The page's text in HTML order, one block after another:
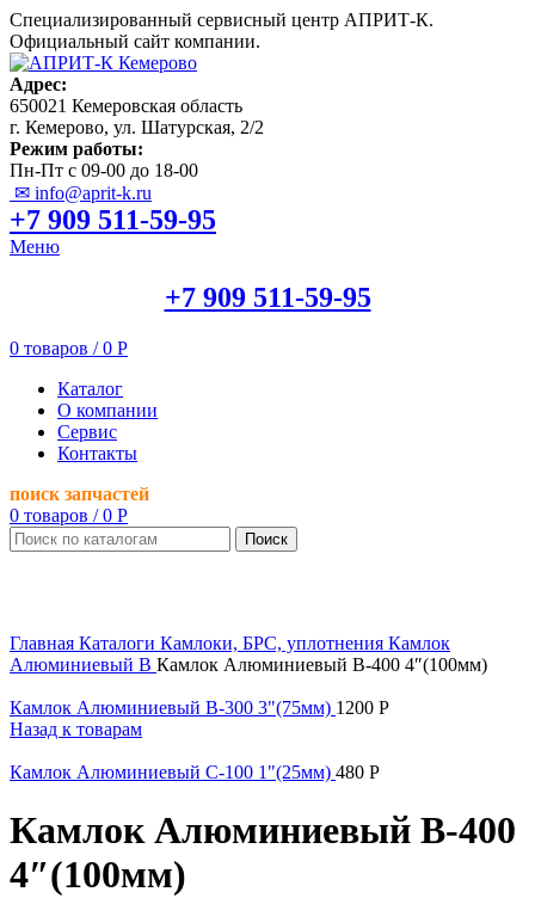
Специализированный сервисный центр АПРИТ-К.
Официальный сайт компании.
Адрес:
650021 Кемеровская область
г. Кемерово, ул. Шатурская, 2/2
Режим работы:
Пн-Пт с 09-00 до 18-00
✉ info@aprit-k.ru
+7 909 511-59-95
Меню
+7 909 511-59-95
0 товаров / 0 Р
Каталог
О компании
Сервис
Контакты
поиск запчастей
0 товаров / 0 Р
Поиск
Главная Каталоги Камлоки, БРС, уплотнения Камлок
Алюминиевый B Камлок Алюминиевый В-400 4″(100мм)
Камлок Алюминиевый В-300 3"(75мм) 1200 Р
Назад к товарам
Камлок Алюминиевый С-100 1"(25мм) 480 Р
Камлок Алюминиевый В-400
4″(100мм)